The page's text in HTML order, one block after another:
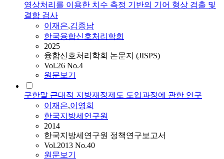
영상처리를 이용한 치수 측정 기반의 기어 형상 검출 및
결함 검사
이재은,김종남
한국융합신호처리학회
2025
융합신호처리학회 논문지 (JISPS)
Vol.26 No.4
원문보기
구한말 근대적 지방재정제도 도입과정에 관한 연구
이재은,이영희
한국지방세연구원
2014
한국지방세연구원 정책연구보고서
Vol.2013 No.40
원문보기